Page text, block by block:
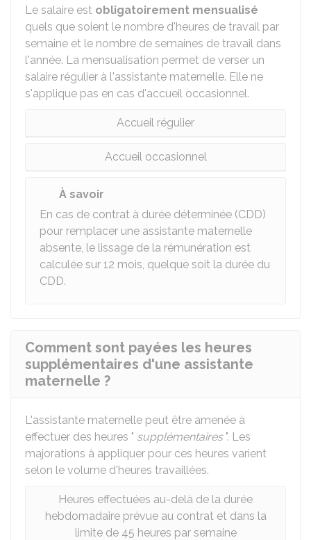
Le salaire est obligatoirement mensualisé
quels que soient le nombre d'heures de travail par
semaine et le nombre de semaines de travail dans
l'année. La mensualisation permet de verser un
salaire régulier à l'assistante maternelle. Elle ne
s'applique pas en cas d'accueil occasionnel.
Accueil régulier
Accueil occasionnel
À savoir
En cas de contrat à durée déterminée (CDD)
pour remplacer une assistante maternelle
absente, le lissage de la rémunération est
calculée sur 12 mois, quelque soit la durée du
CDD.
Comment sont payées les heures
supplémentaires d'une assistante
maternelle ?
L'assistante maternelle peut être amenée à
effectuer des heures " supplémentaires ". Les
majorations à appliquer pour ces heures varient
selon le volume d'heures travaillées.
Heures effectuées au-delà de la durée
hebdomadaire prévue au contrat et dans la
limite de 45 heures par semaine